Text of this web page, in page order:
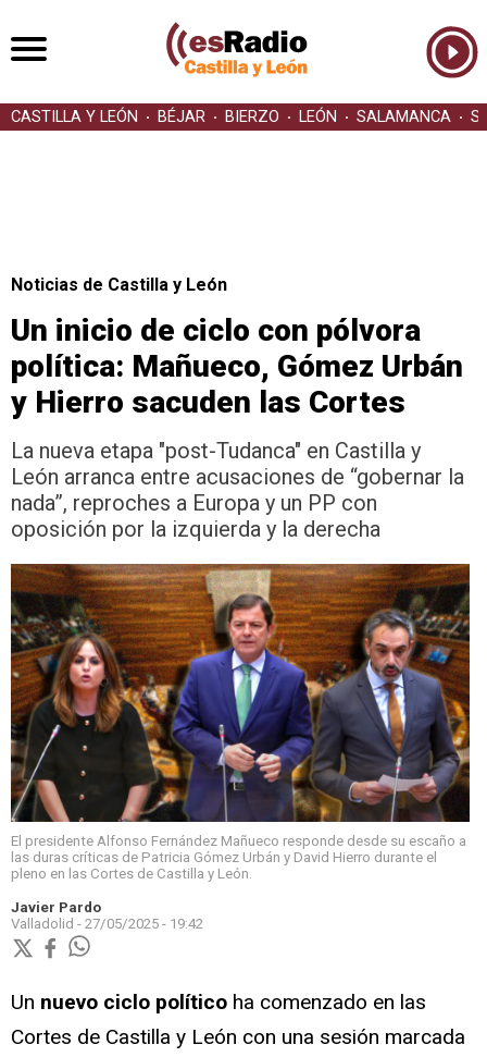
CASTILLA Y LEÓN BÉJAR BIERZO LEÓN SALAMANCA
Noticias de Castilla y León
Un inicio de ciclo con pólvora
política: Mañueco, Gómez Urbán
y Hierro sacuden las Cortes
La nueva etapa "post-Tudanca" en Castilla y
León arranca entre acusaciones de “gobernar la
nada”, reproches a Europa y un PP con
oposición por la izquierda y la derecha
El presidente Alfonso Fernández Mañueco responde desde su escaño a
las duras críticas de Patricia Gómez Urbán y David Hierro durante el
pleno en las Cortes de Castilla y León.
Javier Pardo
Valladolid - 27/05/2025 - 19:42
Un nuevo ciclo político ha comenzado en las
Cortes de Castilla y León con una sesión marcada